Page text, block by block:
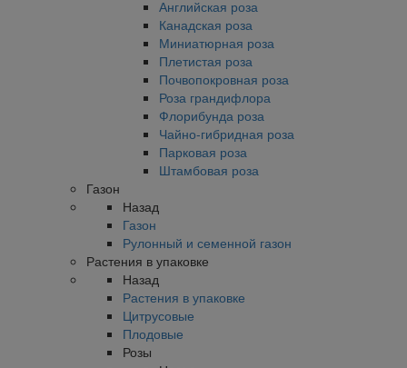
Английская роза
Канадская роза
Миниатюрная роза
Плетистая роза
Почвопокровная роза
Роза грандифлора
Флорибунда роза
Чайно-гибридная роза
Парковая роза
Штамбовая роза
Газон
Назад
Газон
Рулонный и семенной газон
Растения в упаковке
Назад
Растения в упаковке
Цитрусовые
Плодовые
Розы